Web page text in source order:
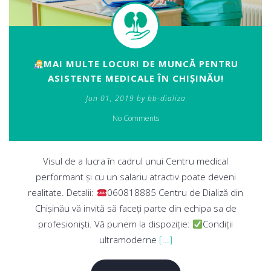
MAI MULTE LOCURI DE MUNCĂ PENTRU
ASISTENTE MEDICALE ÎN CHIȘINĂU!
Jun 01, 2019 by bb-dializa
No Comments
Visul de a lucra în cadrul unui Centru medical
performant și cu un salariu atractiv poate deveni
realitate. Detalii:
060818885 Centru de Dializă din
Chișinău vă invită să faceți parte din echipa sa de
profesioniști. Vă punem la dispoziție:
Condiții
ultramoderne [...]